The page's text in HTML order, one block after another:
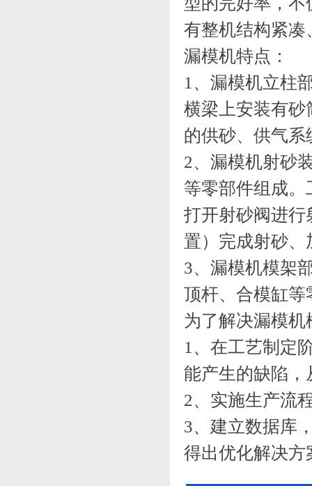
有整机结构紧凑
漏模机特点：
1、漏模机立柱
横梁上安装有砂
的供砂、供气系
2、漏模机射砂
等零部件组成
打开射砂阀进行
置）完成射砂、
3、漏模机模架
顶杆、合模缸等
为了解决漏模
1、在工艺制定
能产生的缺陷，
2、实施生产流
3、建立数据库
得出优化解决方